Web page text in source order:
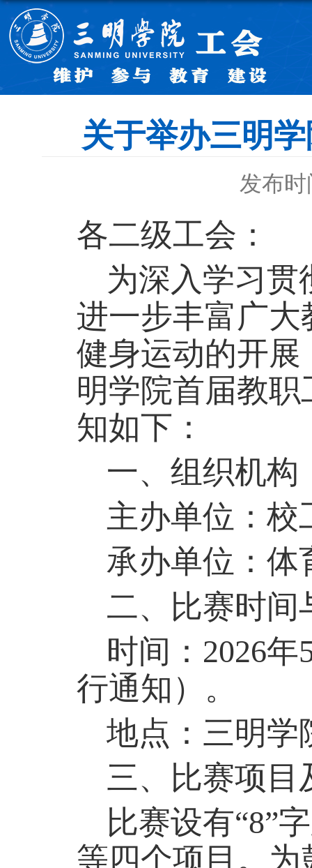
关于举办三明
发布时
各二级工会：
为深入学习贯
进一步丰富广
健身运动的开展
明学院首届教职
知如下：
一、组织机构
主办单位： 校
承办单位： 体
二、比赛时间
时间： 2026年
行通知） 。
地点： 三明学
三、比赛项目
比赛设有“8”
等四个项目。 为